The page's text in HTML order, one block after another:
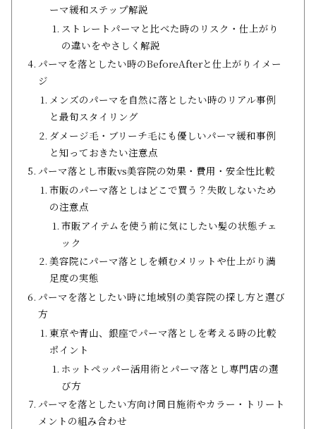
ーマ緩和ステップ解説
ストレートパーマと比べた時のリスク・仕上がり
の違いをやさしく解説
パーマを落としたい時のBeforeAfterと仕上がりイメー
ジ
メンズのパーマを自然に落としたい時のリアル事例
と最旬スタイリング
ダメージ毛・ブリーチ毛にも優しいパーマ緩和事例
と知っておきたい注意点
パーマ落とし市販vs美容院の効果・費用・安全性比較
市販のパーマ落としはどこで買う？失敗しないため
の注意点
市販アイテムを使う前に気にしたい髪の状態チェ
ック
美容院にパーマ落としを頼むメリットや仕上がり満
足度の実態
パーマを落としたい時に地域別の美容院の探し方と選び
方
東京や青山、銀座でパーマ落としを考える時の比較
ポイント
ホットペッパー活用術とパーマ落とし専門店の選
び方
パーマを落としたい方向け同日施術やカラー・トリート
メントの組み合わせ